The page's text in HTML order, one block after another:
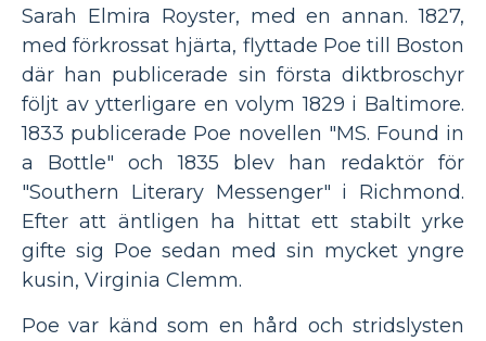
Sarah Elmira Royster, med en annan. 1827,
med förkrossat hjärta, flyttade Poe till Boston
där han publicerade sin första diktbroschyr
följt av ytterligare en volym 1829 i Baltimore.
1833 publicerade Poe novellen "MS. Found in
a Bottle" och 1835 blev han redaktör för
"Southern Literary Messenger" i Richmond.
Efter att äntligen ha hittat ett stabilt yrke
gifte sig Poe sedan med sin mycket yngre
kusin, Virginia Clemm.
Poe var känd som en hård och stridslysten